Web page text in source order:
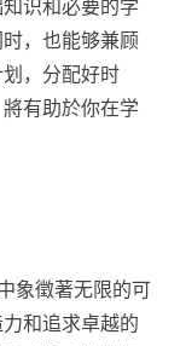
识和必要的学
，也能够兼顾
，分配好时
有助於你在学
象徵著无限的可
和追求卓越的